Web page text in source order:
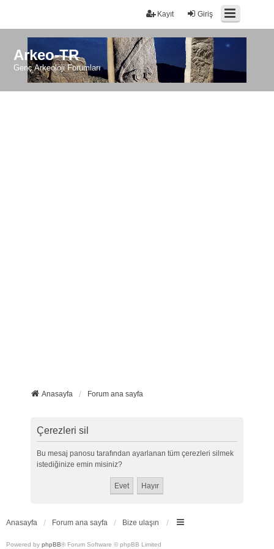
Giriş
Kayıt
Arkeo-TR
Genç Arkeoloji Forumları
Anasayfa Forum ana sayfa
Çerezleri sil
Bu mesaj panosu tarafından ayarlanan tüm çerezleri silmek
istediğinize emin misiniz?
Anasayfa Forum ana sayfa Bize ulaşın
Powered by phpBB® Forum Software © phpBB Limited